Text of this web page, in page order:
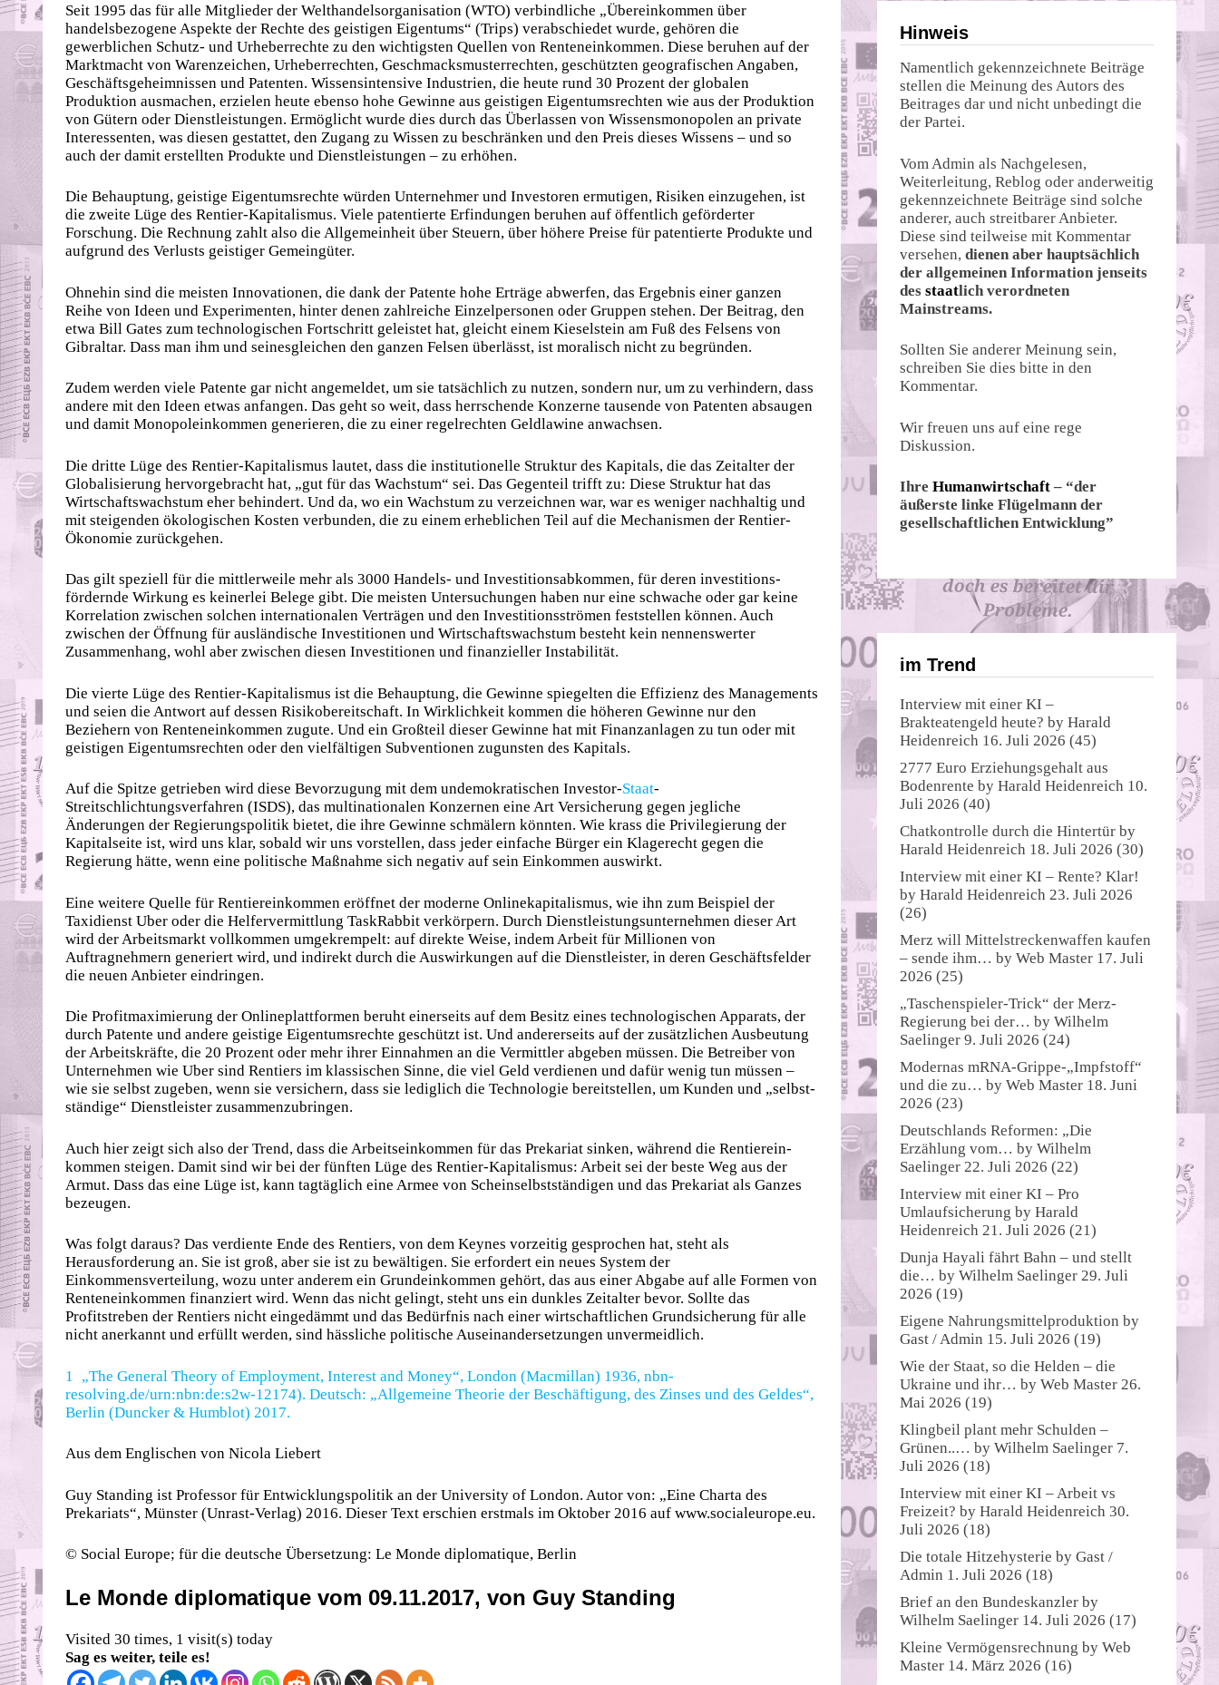
Seit 1995 das für alle Mitglieder der Welthandelsorganisation (WTO) verbindliche „Übereinkommen über
handelsbezogene Aspekte der Rechte des geistigen Eigentums“ (Trips) verabschiedet wurde, gehören die
gewerblichen Schutz- und Urheberrechte zu den wichtigsten Quellen von Renten­ein­kom­men. Diese beruhen auf der
Marktmacht von Warenzeichen, Urheberrechten, Geschmacksmusterrechten, geschützten geografischen Angaben,
Geschäftsgeheimnissen und Patenten. Wissensintensive Industrien, die heute rund 30 Prozent der globalen
Produktion ausmachen, erzielen heute ebenso hohe Gewinne aus geistigen Eigentumsrechten wie aus der Produktion
von Gütern oder Dienstleistungen. Ermöglicht wurde dies durch das Überlassen von Wissensmonopolen an private
Interessenten, was diesen gestattet, den Zugang zu Wissen zu beschränken und den Preis dieses Wissens – und so
auch der damit erstellten Produkte und Dienstleistungen – zu erhöhen.
Die Behauptung, geistige Eigentumsrechte würden Unternehmer und Investoren ermutigen, Risiken einzugehen, ist
die zweite Lüge des Rentier-Kapitalismus. Viele patentierte Erfindungen beruhen auf öffentlich geförderter
Forschung. Die Rechnung zahlt also die Allgemeinheit über Steuern, über höhere Preise für patentierte Produkte und
aufgrund des Verlusts geistiger Gemeingüter.
Ohnehin sind die meisten Innova­tionen, die dank der Patente hohe Erträge abwerfen, das Ergebnis einer ganzen
Reihe von Ideen und Experimenten, hinter denen zahlreiche Einzelpersonen oder Gruppen stehen. Der Beitrag, den
etwa Bill Gates zum technologischen Fortschritt geleistet hat, gleicht einem Kieselstein am Fuß des Felsens von
Gibraltar. Dass man ihm und seinesgleichen den ganzen Felsen überlässt, ist moralisch nicht zu begründen.
Zudem werden viele Patente gar nicht angemeldet, um sie tatsächlich zu nutzen, sondern nur, um zu verhindern, dass
andere mit den Ideen etwas anfangen. Das geht so weit, dass herrschende Konzerne tausende von Patenten absaugen
und damit Monopoleinkommen generieren, die zu einer regelrechten Geldlawine anwachsen.
Die dritte Lüge des Rentier-Kapitalismus lautet, dass die institutionelle Struktur des Kapitals, die das Zeitalter der
Globalisierung hervorgebracht hat, „gut für das Wachstum“ sei. Das Gegenteil trifft zu: Diese Struktur hat das
Wirtschaftswachstum eher behindert. Und da, wo ein Wachstum zu verzeichnen war, war es weniger nachhaltig und
mit steigenden ökologischen Kosten verbunden, die zu einem erheblichen Teil auf die Mechanismen der Rentier-
Ökonomie zurückgehen.
Das gilt speziell für die mittlerweile mehr als 3000 Handels- und Investi­tions­abkommen, für deren inves­ti­tions­
fördernde Wirkung es keinerlei Belege gibt. Die meisten Untersuchungen haben nur eine schwache oder gar keine
Korrelation zwischen solchen interna­tio­nalen Verträgen und den Investi­tions­strömen feststellen können. Auch
zwischen der Öffnung für ausländische Investitionen und Wirtschaftswachstum besteht kein nennenswerter
Zusammenhang, wohl aber zwischen diesen Investitionen und finanzieller Instabilität.
Die vierte Lüge des Rentier-Kapitalismus ist die Behauptung, die Gewinne spiegelten die Effizienz des Managements
und seien die Antwort auf dessen Risikobereitschaft. In Wirklichkeit kommen die höheren Gewinne nur den
Beziehern von Renteneinkommen zugute. Und ein Großteil dieser Gewinne hat mit Finanzanlagen zu tun oder mit
geistigen Eigentumsrechten oder den vielfältigen Subventionen zugunsten des Kapitals.
Auf die Spitze getrieben wird diese Bevorzugung mit dem undemokratischen Investor-Staat-
Streitschlichtungsverfahren (ISDS), das multinationalen Konzernen eine Art Versicherung gegen jegliche
Änderungen der Regierungspolitik bietet, die ihre Gewinne schmälern könnten. Wie krass die Privilegierung der
Kapitalseite ist, wird uns klar, sobald wir uns vorstellen, dass jeder einfache Bürger ein Klagerecht gegen die
Regierung hätte, wenn eine politische Maßnahme sich negativ auf sein Einkommen auswirkt.
Eine weitere Quelle für Rentier­ein­kommen eröffnet der moderne On­line­ka­pi­talis­mus, wie ihn zum Beispiel der
Taxidienst Uber oder die Helfervermittlung TaskRabbit verkörpern. Durch Dienstleistungsunternehmen dieser Art
wird der Arbeitsmarkt vollkommen umgekrempelt: auf direkte Weise, indem Arbeit für Millionen von
Auftragnehmern generiert wird, und indirekt durch die Auswirkungen auf die Dienstleister, in deren Geschäftsfelder
die neuen Anbieter eindringen.
Die Profitmaximierung der Onlineplattformen beruht einerseits auf dem Besitz eines technologischen Apparats, der
durch Patente und andere geistige Eigentumsrechte geschützt ist. Und andererseits auf der zusätzlichen Ausbeutung
der Arbeitskräfte, die 20 Prozent oder mehr ihrer Einnahmen an die Vermittler abgeben müssen. Die Betreiber von
Unternehmen wie Uber sind Rentiers im klassischen Sinne, die viel Geld verdienen und dafür wenig tun müssen –
wie sie selbst zugeben, wenn sie versichern, dass sie lediglich die Technologie bereitstellen, um Kunden und „selbst­
stän­dige“ Dienstleister zusammenzubringen.
Auch hier zeigt sich also der Trend, dass die Arbeitseinkommen für das Prekariat sinken, während die Ren­tier­ein­
kommen steigen. Damit sind wir bei der fünften Lüge des Rentier-Kapitalismus: Arbeit sei der beste Weg aus der
Armut. Dass das eine Lüge ist, kann tagtäglich eine Armee von Scheinselbstständigen und das Prekariat als Ganzes
bezeugen.
Was folgt daraus? Das verdiente Ende des Rentiers, von dem Keynes vorzeitig gesprochen hat, steht als
Herausforderung an. Sie ist groß, aber sie ist zu bewältigen. Sie erfordert ein neues System der
Einkommensverteilung, wozu unter anderem ein Grundeinkommen gehört, das aus einer Abgabe auf alle Formen von
Renteneinkommen finanziert wird. Wenn das nicht gelingt, steht uns ein dunkles Zeitalter bevor. Sollte das
Profitstreben der Rentiers nicht eingedämmt und das Bedürfnis nach einer wirtschaftlichen Grundsicherung für alle
nicht anerkannt und erfüllt werden, sind hässliche politische Auseinandersetzungen unvermeidlich.
1 „The General Theory of Employment, Interest and Money“, London (Macmillan) 1936, nbn-
resolving.de/urn:nbn:de:s2w-12174). Deutsch: „Allgemeine Theorie der Beschäftigung, des Zinses und des Geldes“,
Berlin (Duncker & Humblot) 2017.
Aus dem Englischen von Nicola Liebert
Guy Standing ist Professor für Entwicklungspolitik an der University of London. Autor von: „Eine Charta des
Prekariats“, Münster (Unrast-Verlag) 2016. Dieser Text erschien erstmals im Oktober 2016 auf www.social­europe.eu.
© Social Europe; für die deutsche Übersetzung: Le Monde diplomatique, Berlin
Le Monde diplomatique vom 09.11.2017, von Guy Standing
Visited 30 times, 1 visit(s) today
Sag es weiter, teile es!
Hinweis
Namentlich gekennzeichnete Beiträge
stellen die Meinung des Autors des
Beitrages dar und nicht unbedingt die
der Partei.
Vom Admin als Nachgelesen,
Weiterleitung, Reblog oder anderweitig
gekennzeichnete Beiträge sind solche
anderer, auch streitbarer Anbieter.
Diese sind teilweise mit Kommentar
versehen, dienen aber hauptsächlich
der allgemeinen Information jenseits
des staatlich verordneten
Mainstreams.
Sollten Sie anderer Meinung sein,
schreiben Sie dies bitte in den
Kommentar.
Wir freuen uns auf eine rege
Diskussion.
Ihre Humanwirtschaft – “der
äußerste linke Flügelmann der
gesellschaftlichen Entwicklung”
im Trend
Interview mit einer KI –
Brakteatengeld heute? by Harald
Heidenreich 16. Juli 2026 (45)
2777 Euro Erziehungsgehalt aus
Bodenrente by Harald Heidenreich 10.
Juli 2026 (40)
Chatkontrolle durch die Hintertür by
Harald Heidenreich 18. Juli 2026 (30)
Interview mit einer KI – Rente? Klar!
by Harald Heidenreich 23. Juli 2026
(26)
Merz will Mittelstreckenwaffen kaufen
– sende ihm… by Web Master 17. Juli
2026 (25)
„Taschenspieler-Trick“ der Merz-
Regierung bei der… by Wilhelm
Saelinger 9. Juli 2026 (24)
Modernas mRNA-Grippe-„Impfstoff“
und die zu… by Web Master 18. Juni
2026 (23)
Deutschlands Reformen: „Die
Erzählung vom… by Wilhelm
Saelinger 22. Juli 2026 (22)
Interview mit einer KI – Pro
Umlaufsicherung by Harald
Heidenreich 21. Juli 2026 (21)
Dunja Hayali fährt Bahn – und stellt
die… by Wilhelm Saelinger 29. Juli
2026 (19)
Eigene Nahrungsmittelproduktion by
Gast / Admin 15. Juli 2026 (19)
Wie der Staat, so die Helden – die
Ukraine und ihr… by Web Master 26.
Mai 2026 (19)
Klingbeil plant mehr Schulden –
Grünen..… by Wilhelm Saelinger 7.
Juli 2026 (18)
Interview mit einer KI – Arbeit vs
Freizeit? by Harald Heidenreich 30.
Juli 2026 (18)
Die totale Hitzehysterie by Gast /
Admin 1. Juli 2026 (18)
Brief an den Bundeskanzler by
Wilhelm Saelinger 14. Juli 2026 (17)
Kleine Vermögensrechnung by Web
Master 14. März 2026 (16)